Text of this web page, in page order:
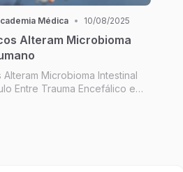
Médica • 10/08/2025
Alteram Microbioma
Microbioma Intestinal
Entre Trauma Encefálico e
você está?"; Arrume a